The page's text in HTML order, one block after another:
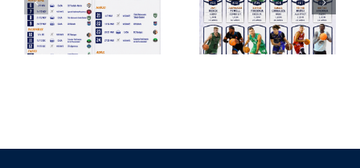
su
proyecto
España
FEB para